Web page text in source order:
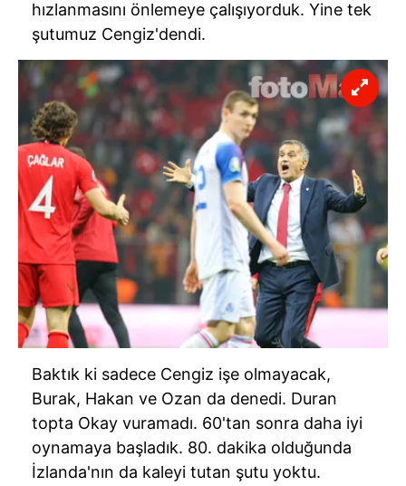
hızlanmasını önlemeye çalışıyorduk. Yine tek
şutumuz Cengiz'dendi.
Baktık ki sadece Cengiz işe olmayacak,
Burak, Hakan ve Ozan da denedi. Duran
topta Okay vuramadı. 60'tan sonra daha iyi
oynamaya başladık. 80. dakika olduğunda
İzlanda'nın da kaleyi tutan şutu yoktu.